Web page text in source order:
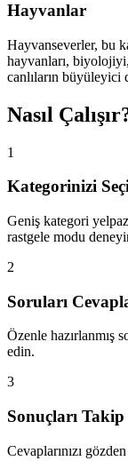
Hayvanlar
Hayvanseverler, bu
hayvanları,
canlıların büyüleyici
Nasıl
1
Kategorinizi
Geniş kategori
rastgele modu
2
Soruları
Özenle hazırlanmış
edin.
3
Sonuçları
Cevaplarınızı